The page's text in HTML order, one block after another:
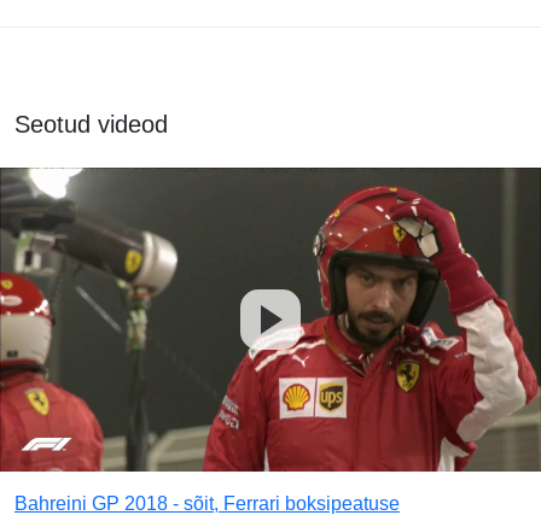
Seotud videod
Bahreini GP 2018 - sõit, Ferrari boksipeatuse